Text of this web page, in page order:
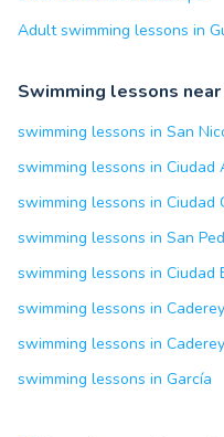
Adult swimming lessons in
Swimming lessons
swimming lessons in San
swimming lessons in Ciudad
swimming lessons in Ciudad
swimming lessons in San
swimming lessons in Ciudad
swimming lessons in
swimming lessons in
swimming lessons in García